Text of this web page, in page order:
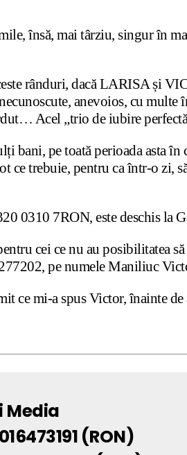
însă, mai târziu, singur în
rânduri, dacă LARISA și
anevoios, cu
Acel „trio de iubire
bani, pe toată perioada asta
ce trebuie, pentru ca într-o zi,
0310 7RON, este deschis la
cei ce nu au posibilitatea
pe numele Maniliuc
ce mi-a spus Victor, înainte
Media
(RON)